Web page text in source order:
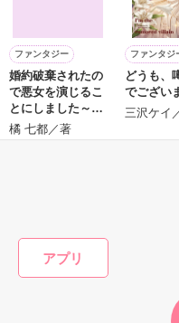
アプリ
あまりにも整った顔は女
社交界で圧倒的人気を誇っ
表では甘いマスクを被る
空から降ってきたリリィに
国王命令での婚約を申し込む
だけど……配属されたのは
甘い言葉をささやく近衛
┈┈┈┈┈┈┈ ❁ ❁ ❁
テレシア・マーフィス
ファンタジー
婚約破棄されたの
で悪女を演じるこ
とにしました～濡
れ衣を着せられた
聖女ですが、すべ
橘 七都／著
ファンタジ
どうも、
でござい
三沢ケイ